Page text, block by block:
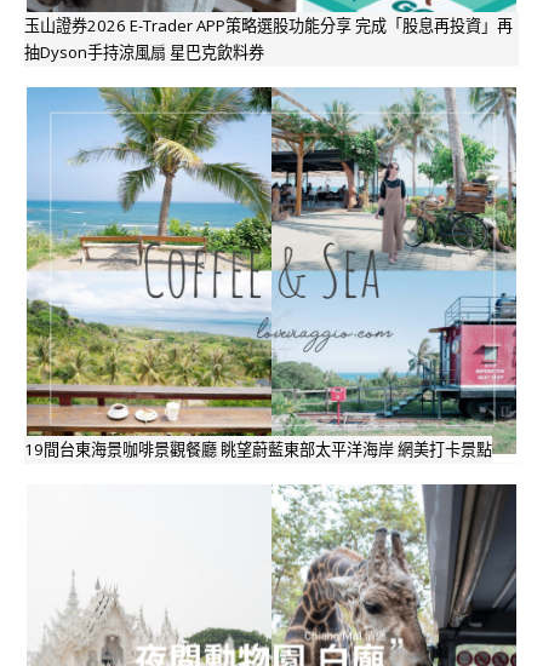
玉山證券2026 E-Trader APP策略選股功能分享 完成「股息再投資」再
抽Dyson手持涼風扇 星巴克飲料券
19間台東海景咖啡景觀餐廳 眺望蔚藍東部太平洋海岸 網美打卡景點